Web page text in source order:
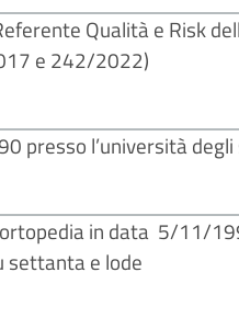
Qualità e Risk
e 242/2022)
presso l’università
in data 5/11/
settanta e lode